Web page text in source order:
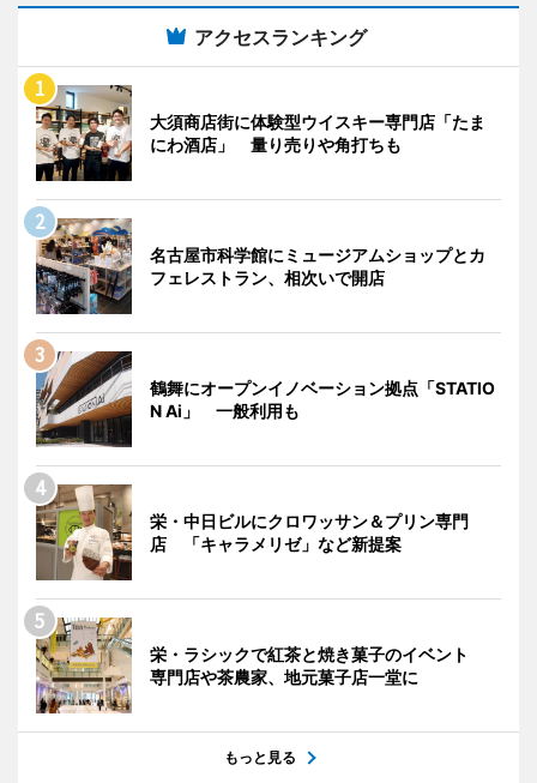
アクセスランキング
大須商店街に体験型ウイスキー専門店「たま
にわ酒店」 量り売りや角打ちも
名古屋市科学館にミュージアムショップとカ
フェレストラン、相次いで開店
鶴舞にオープンイノベーション拠点「STATIO
N Ai」 一般利用も
栄・中日ビルにクロワッサン＆プリン専門
店 「キャラメリゼ」など新提案
栄・ラシックで紅茶と焼き菓子のイベント
専門店や茶農家、地元菓子店一堂に
もっと見る